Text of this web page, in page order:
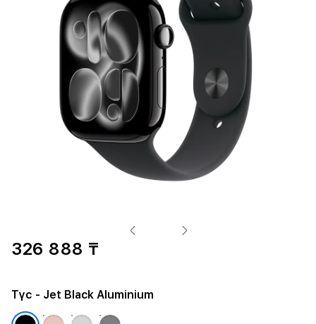
326 888 ₸
Түс - Jet Black Aluminium